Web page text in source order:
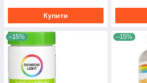
Купити
–15% –15%